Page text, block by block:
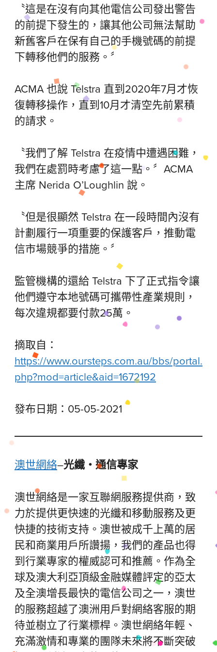
〝這是在沒有向其他電信公司發出警告
的前提下發生的，讓其他公司無法幫助
新舊客戶在保有自己的手機號碼的前提
下轉移他們的服務。〞
ACMA 也說 Telstra 直到2020年7月才恢
復轉移操作，直到10月才清空先前累積
的請求。
〝我們了解 Telstra 在疫情中遭遇困難，
我們在處罰時考慮了這一點。〞ACMA
主席 Nerida O’Loughlin 說。
〝但是很顯然 Telstra 在一段時間內沒有
計劃履行一項重要的保護客戶，推動電
信市場競爭的措施。〞
監管機構的還給 Telstra 下了正式指令讓
他們遵守本地號碼可攜帶性產業規則，
每次違規都要付款25萬。
摘取自：
https://www.oursteps.com.au/bbs/portal.
php?mod=article&aid=1672192
發布日期：05-05-2021
澳世網絡–光纖・通信專家
澳世網絡是一家互聯網服務提供商，致
力於提供更快速的光纖和移動服務及更
快捷的技術支持。澳世被成千上萬的居
民和商業用戶所讚揚，我們的產品也得
到行業專家的權威認可和推薦。作為全
球及澳大利亞頂級金融媒體評定的亞太
及全澳增長最快的電信公司之一，澳世
的服務超越了澳洲用戶對網絡客服的期
待並樹立了行業標桿。澳世網絡年輕、
充滿激情和專業的團隊未來將不斷突破